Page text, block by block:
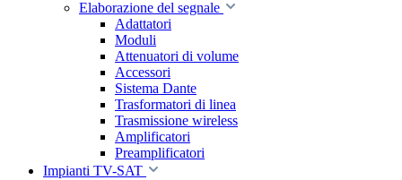
Elaborazione del segnale
Adattatori
Moduli
Attenuatori di volume
Accessori
Sistema Dante
Trasformatori di linea
Trasmissione wireless
Amplificatori
Preamplificatori
Impianti TV-SAT